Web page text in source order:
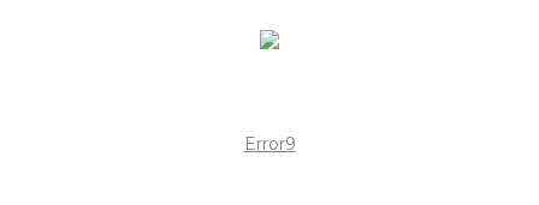
Error9